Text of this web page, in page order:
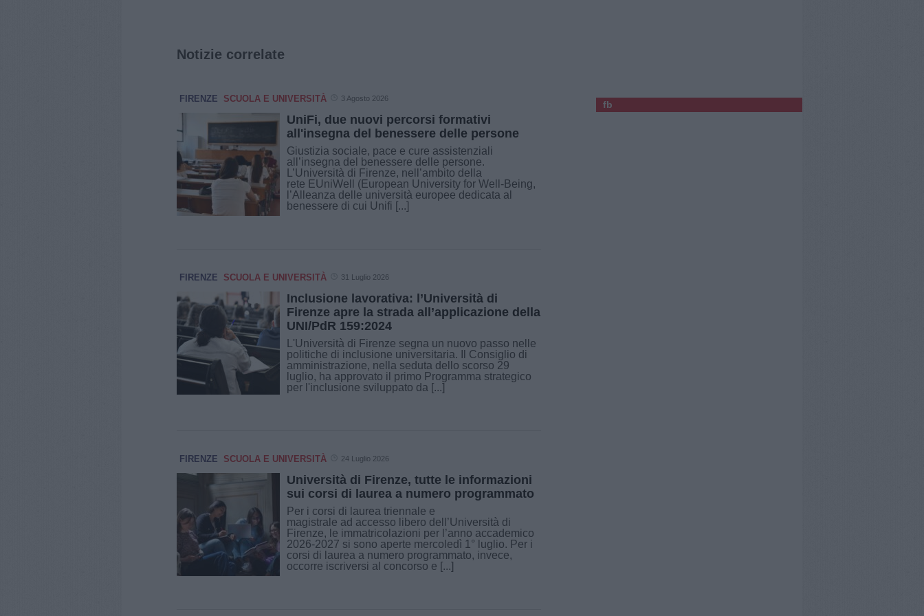
Notizie correlate
FIRENZE SCUOLA E UNIVERSITÀ 3 Agosto 2026
UniFi, due nuovi percorsi formativi
all'insegna del benessere delle persone
Giustizia sociale, pace e cure assistenziali
all’insegna del benessere delle persone.
L’Università di Firenze, nell’ambito della
rete EUniWell (European University for Well-Being,
l’Alleanza delle università europee dedicata al
benessere di cui Unifi [...]
FIRENZE SCUOLA E UNIVERSITÀ 31 Luglio 2026
Inclusione lavorativa: l’Università di
Firenze apre la strada all’applicazione della
UNI/PdR 159:2024
L'Università di Firenze segna un nuovo passo nelle
politiche di inclusione universitaria. Il Consiglio di
amministrazione, nella seduta dello scorso 29
luglio, ha approvato il primo Programma strategico
per l'inclusione sviluppato da [...]
FIRENZE SCUOLA E UNIVERSITÀ 24 Luglio 2026
Università di Firenze, tutte le informazioni
sui corsi di laurea a numero programmato
Per i corsi di laurea triennale e
magistrale ad accesso libero dell’Università di
Firenze, le immatricolazioni per l’anno accademico
2026-2027 si sono aperte mercoledì 1° luglio. Per i
corsi di laurea a numero programmato, invece,
occorre iscriversi al concorso e [...]
fb